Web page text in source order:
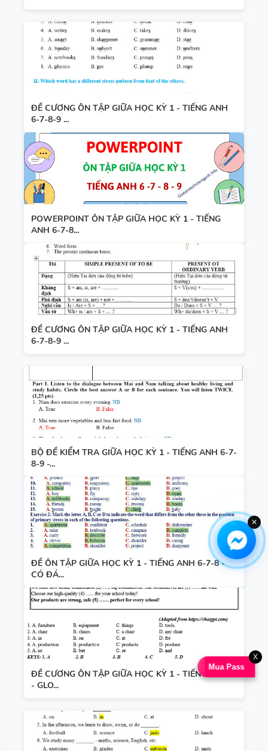
ĐỀ CƯƠNG ÔN TẬP GIỮA HỌC KỲ 1 - TIẾNG ANH
6-7-8-9 ...
POWERPOINT ÔN TẬP GIỮA HỌC KỲ 1 - TIẾNG
ANH 6-7-8...
ĐỀ CƯƠNG ÔN TẬP GIỮA HỌC KỲ 1 - TIẾNG ANH
6-7-8-9 ...
BỘ ĐỀ KIỂM TRA GIỮA HỌC KỲ 1 - TIẾNG ANH 6-7-
8-9 -...
ĐỀ ÔN TẬP GIỮA HỌC KỲ 1 - TIẾNG ANH 6-7-8 -
CÓ ĐÁ...
ĐỀ CƯƠNG ÔN TẬP GIỮA HỌC KỲ 1 - TIẾNG ANH 6
- GLO...
Mua Pass
X
✕